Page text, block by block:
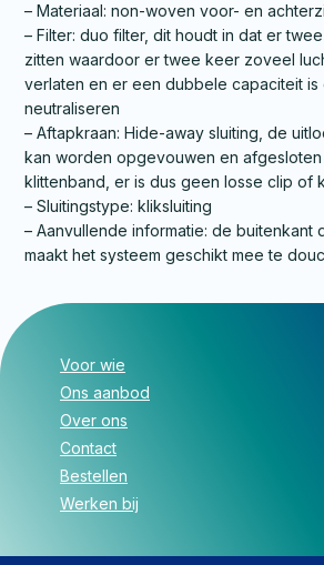
– Materiaal: non-woven voor- en
– Filter: duo filter, dit houdt in dat er
zitten waardoor er twee keer zoveel
verlaten en er een dubbele capaciteit is
neutraliseren
– Aftapkraan: Hide-away sluiting, de
kan worden opgevouwen en
klittenband, er is dus geen losse clip of
– Sluitingstype: kliksluiting
– Aanvullende informatie: de buitenkant
maakt het systeem geschikt mee te
Voor wie
Ons aanbod
Over ons
Contact
Bestellen
Werken bij